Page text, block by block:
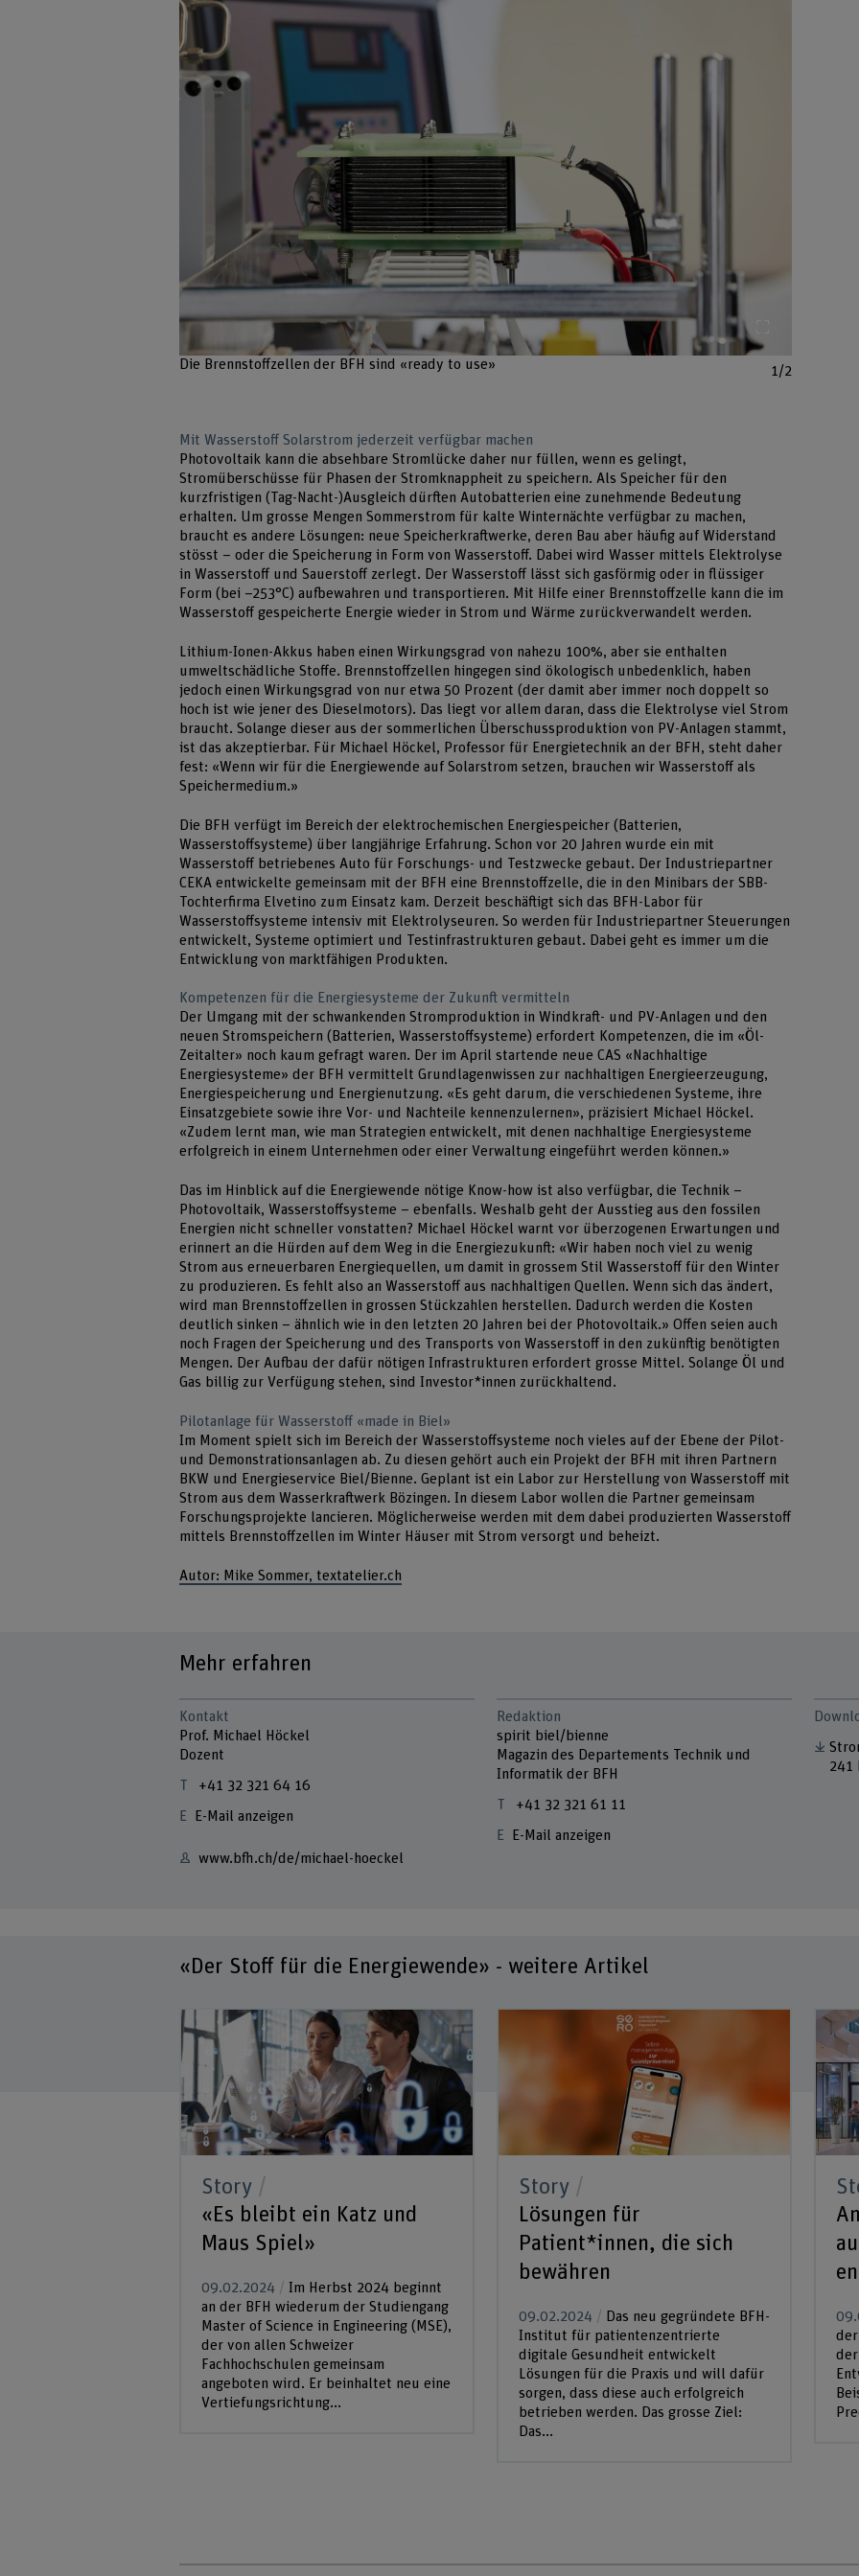
Die Brennstoffzellen der BFH sind «ready to use» 1/2
Mit Wasserstoff Solarstrom jederzeit verfügbar machen
Photovoltaik kann die absehbare Stromlücke daher nur füllen, wenn es gelingt,
Stromüberschüsse für Phasen der Stromknappheit zu speichern. Als Speicher für den
kurzfristigen (Tag-Nacht-)Ausgleich dürften Autobatterien eine zunehmende Bedeutung
erhalten. Um grosse Mengen Sommerstrom für kalte Winternächte verfügbar zu machen,
braucht es andere Lösungen: neue Speicherkraftwerke, deren Bau aber häufig auf Widerstand
stösst – oder die Speicherung in Form von Wasserstoff. Dabei wird Wasser mittels Elektrolyse
in Wasserstoff und Sauerstoff zerlegt. Der Wasserstoff lässt sich gasförmig oder in flüssiger
Form (bei –253°C) aufbewahren und transportieren. Mit Hilfe einer Brennstoffzelle kann die im
Wasserstoff gespeicherte Energie wieder in Strom und Wärme zurückverwandelt werden.
Lithium-Ionen-Akkus haben einen Wirkungsgrad von nahezu 100%, aber sie enthalten
umweltschädliche Stoffe. Brennstoffzellen hingegen sind ökologisch unbedenklich, haben
jedoch einen Wirkungsgrad von nur etwa 50 Prozent (der damit aber immer noch doppelt so
hoch ist wie jener des Dieselmotors). Das liegt vor allem daran, dass die Elektrolyse viel Strom
braucht. Solange dieser aus der sommerlichen Überschussproduktion von PV-Anlagen stammt,
ist das akzeptierbar. Für Michael Höckel, Professor für Energietechnik an der BFH, steht daher
fest: «Wenn wir für die Energiewende auf Solarstrom setzen, brauchen wir Wasserstoff als
Speichermedium.»
Die BFH verfügt im Bereich der elektrochemischen Energiespeicher (Batterien,
Wasserstoffsysteme) über langjährige Erfahrung. Schon vor 20 Jahren wurde ein mit
Wasserstoff betriebenes Auto für Forschungs- und Testzwecke gebaut. Der Industriepartner
CEKA entwickelte gemeinsam mit der BFH eine Brennstoffzelle, die in den Minibars der SBB-
Tochterfirma Elvetino zum Einsatz kam. Derzeit beschäftigt sich das BFH-Labor für
Wasserstoffsysteme intensiv mit Elektrolyseuren. So werden für Industriepartner Steuerungen
entwickelt, Systeme optimiert und Testinfrastrukturen gebaut. Dabei geht es immer um die
Entwicklung von marktfähigen Produkten.
Kompetenzen für die Energiesysteme der Zukunft vermitteln
Der Umgang mit der schwankenden Stromproduktion in Windkraft- und PV-Anlagen und den
neuen Stromspeichern (Batterien, Wasserstoffsysteme) erfordert Kompetenzen, die im «Öl-
Zeitalter» noch kaum gefragt waren. Der im April startende neue CAS «Nachhaltige
Energiesysteme» der BFH vermittelt Grundlagenwissen zur nachhaltigen Energieerzeugung,
Energiespeicherung und Energienutzung. «Es geht darum, die verschiedenen Systeme, ihre
Einsatzgebiete sowie ihre Vor- und Nachteile kennenzulernen», präzisiert Michael Höckel.
«Zudem lernt man, wie man Strategien entwickelt, mit denen nachhaltige Energiesysteme
erfolgreich in einem Unternehmen oder einer Verwaltung eingeführt werden können.»
Das im Hinblick auf die Energiewende nötige Know-how ist also verfügbar, die Technik –
Photovoltaik, Wasserstoffsysteme – ebenfalls. Weshalb geht der Ausstieg aus den fossilen
Energien nicht schneller vonstatten? Michael Höckel warnt vor überzogenen Erwartungen und
erinnert an die Hürden auf dem Weg in die Energiezukunft: «Wir haben noch viel zu wenig
Strom aus erneuerbaren Energiequellen, um damit in grossem Stil Wasserstoff für den Winter
zu produzieren. Es fehlt also an Wasserstoff aus nachhaltigen Quellen. Wenn sich das ändert,
wird man Brennstoffzellen in grossen Stückzahlen herstellen. Dadurch werden die Kosten
deutlich sinken – ähnlich wie in den letzten 20 Jahren bei der Photovoltaik.» Offen seien auch
noch Fragen der Speicherung und des Transports von Wasserstoff in den zukünftig benötigten
Mengen. Der Aufbau der dafür nötigen Infrastrukturen erfordert grosse Mittel. Solange Öl und
Gas billig zur Verfügung stehen, sind Investor*innen zurückhaltend.
Pilotanlage für Wasserstoff «made in Biel»
Im Moment spielt sich im Bereich der Wasserstoffsysteme noch vieles auf der Ebene der Pilot-
und Demonstrationsanlagen ab. Zu diesen gehört auch ein Projekt der BFH mit ihren Partnern
BKW und Energieservice Biel/Bienne. Geplant ist ein Labor zur Herstellung von Wasserstoff mit
Strom aus dem Wasserkraftwerk Bözingen. In diesem Labor wollen die Partner gemeinsam
Forschungsprojekte lancieren. Möglicherweise werden mit dem dabei produzierten Wasserstoff
mittels Brennstoffzellen im Winter Häuser mit Strom versorgt und beheizt.
Autor: Mike Sommer, textatelier.ch
Mehr erfahren
Kontakt
Prof. Michael Höckel
Dozent
+41 32 321 64 16
E-Mail anzeigen
www.bfh.ch/de/michael-hoeckel
Redaktion
spirit biel/bienne
Magazin des Departements Technik und
Informatik der BFH
+41 32 321 61 11
E-Mail anzeigen
241
«Der Stoff für die Energiewende» - weitere Artikel
Story
«Es bleibt ein Katz und
Maus Spiel»
09.02.2024
Im Herbst 2024 beginnt
an der BFH wiederum der Studiengang
Master of Science in Engineering (MSE),
der von allen Schweizer
Fachhochschulen gemeinsam
angeboten wird. Er beinhaltet neu eine
Vertiefungsrichtung...
Story
Lösungen für
Patient*innen, die sich
bewähren
09.02.2024
Das neu gegründete BFH-
Institut für patientenzentrierte
digitale Gesundheit entwickelt
Lösungen für die Praxis und will dafür
sorgen, dass diese auch erfolgreich
betrieben werden. Das grosse Ziel:
Das...
der